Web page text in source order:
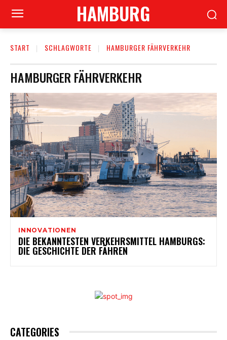
HAMBURG
START SCHLAGWORTE HAMBURGER FÄHRVERKEHR
HAMBURGER FÄHRVERKEHR
INNOVATIONEN
DIE BEKANNTESTEN VERKEHRSMITTEL HAMBURGS:
DIE GESCHICHTE DER FÄHREN
CATEGORIES